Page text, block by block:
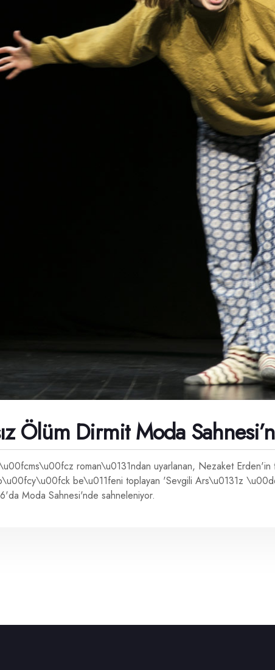
Ölüm Dirmit Moda
roman\u0131ndan uyarlanan, Nezaket Erden'in
be\u011feni toplayan 'Sevgili Ars\u0131z
Moda Sahnesi'nde sahneleniyor.